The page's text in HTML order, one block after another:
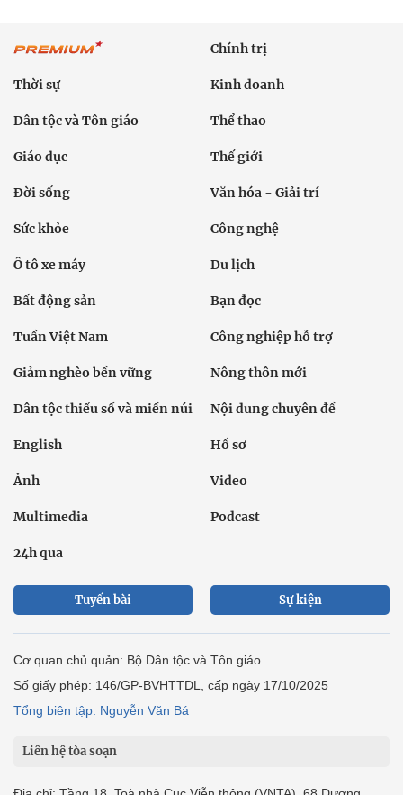
Chính trị
Thời sự Kinh doanh
Dân tộc và Tôn giáo Thể thao
Giáo dục Thế giới
Đời sống Văn hóa - Giải trí
Sức khỏe Công nghệ
Ô tô xe máy Du lịch
Bất động sản Bạn đọc
Tuần Việt Nam Công nghiệp hỗ trợ
Giảm nghèo bền vững Nông thôn mới
Dân tộc thiểu số và miền núi Nội dung chuyên đề
English Hồ sơ
Ảnh Video
Multimedia Podcast
24h qua
Tuyến bài Sự kiện
Cơ quan chủ quản: Bộ Dân tộc và Tôn giáo
Số giấy phép: 146/GP-BVHTTDL, cấp ngày 17/10/2025
Tổng biên tập: Nguyễn Văn Bá
Liên hệ tòa soạn